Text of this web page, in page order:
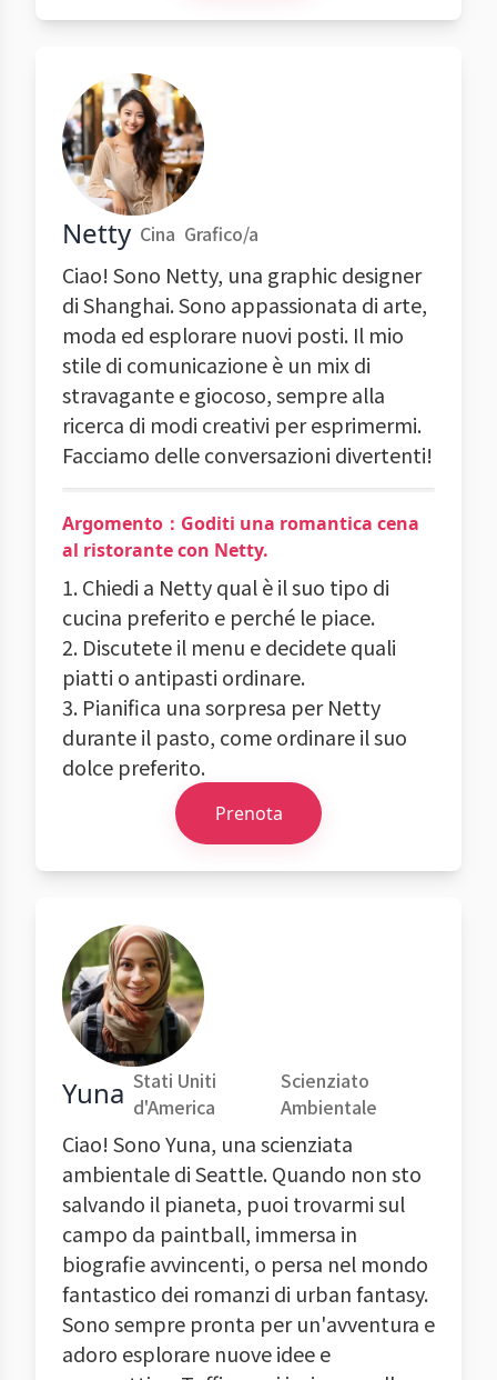
Netty Cina Grafico/a
Ciao! Sono Netty, una graphic designer
di Shanghai. Sono appassionata di arte,
moda ed esplorare nuovi posti. Il mio
stile di comunicazione è un mix di
stravagante e giocoso, sempre alla
ricerca di modi creativi per esprimermi.
Facciamo delle conversazioni divertenti!
Argomento：Goditi una romantica cena
al ristorante con Netty.
1. Chiedi a Netty qual è il suo tipo di
cucina preferito e perché le piace.
2. Discutete il menu e decidete quali
piatti o antipasti ordinare.
3. Pianifica una sorpresa per Netty
durante il pasto, come ordinare il suo
dolce preferito.
Prenota
Yuna Stati Uniti
d'America
Scienziato
Ambientale
Ciao! Sono Yuna, una scienziata
ambientale di Seattle. Quando non sto
salvando il pianeta, puoi trovarmi sul
campo da paintball, immersa in
biografie avvincenti, o persa nel mondo
fantastico dei romanzi di urban fantasy.
Sono sempre pronta per un'avventura e
adoro esplorare nuove idee e